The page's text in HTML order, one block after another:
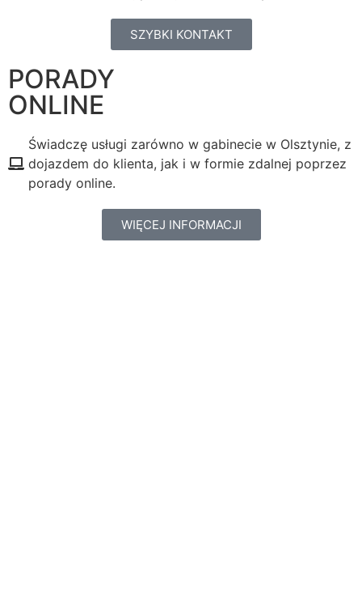
SZYBKI KONTAKT
PORADY
ONLINE
Świadczę usługi zarówno w gabinecie w Olsztynie, z
dojazdem do klienta, jak i w formie zdalnej poprzez
porady online.
WIĘCEJ INFORMACJI